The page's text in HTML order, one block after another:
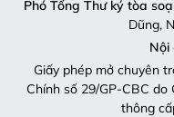
Phó Tổng Thư ký tòa
Dũng,
Nội
Giấy phép mở chuyên
Chính số 29/GP-CBC do
thông